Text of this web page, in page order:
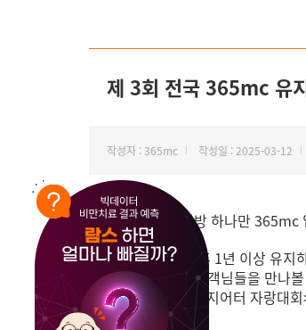
제 3회 전국 365mc 유
작성자 : 365mc 작성일 : 2025-03-12
안녕하세요, 지방 하나만 365mc
지방흡입, 람스 후 1년 이상 유지
멋진 유지어터 고객님들을 만나
<전국 365mc 유지어터 자랑대